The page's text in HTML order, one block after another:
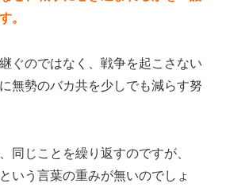
。
ぐのではなく、戦争を起こさない
無勢のバカ共を少しでも減らす努
同じことを繰り返すのですが、
いう言葉の重みが無いのでしょ